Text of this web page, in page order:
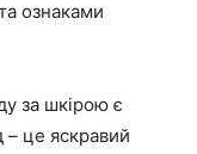
ознаками
за шкірою є
– це яскравий